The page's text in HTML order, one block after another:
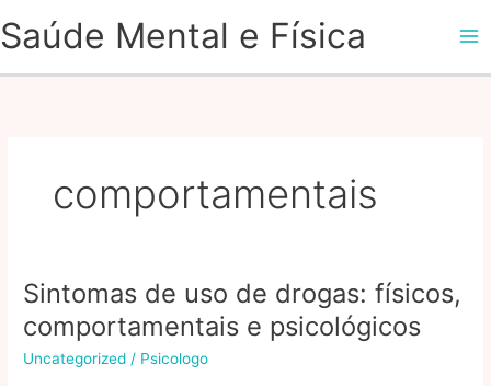
para
Saúde Mental e Física
comportamentais
Sintomas de uso de drogas: físicos,
comportamentais e psicológicos
Uncategorized / Psicologo